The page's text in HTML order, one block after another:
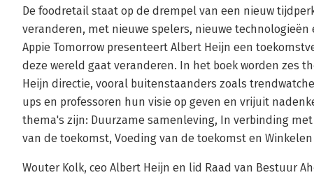
De foodretail staat op de drempel van een nieuw
veranderen, met nieuwe spelers, nieuwe technologieën
Appie Tomorrow presenteert Albert Heijn een
deze wereld gaat veranderen. In het boek worden zes
Heijn directie, vooral buitenstaanders zoals
ups en professoren hun visie op geven en vrijuit
thema's zijn: Duurzame samenleving, In verbinding
van de toekomst, Voeding van de toekomst en
Wouter Kolk, ceo Albert Heijn en lid Raad van Bestuur